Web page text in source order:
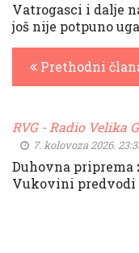
Vatrogasci i dalje
još nije potpuno
Prethodni
RVG - Radio Velika
7. kolovoza 2026.
Duhovna priprema
Vukovini predvodi